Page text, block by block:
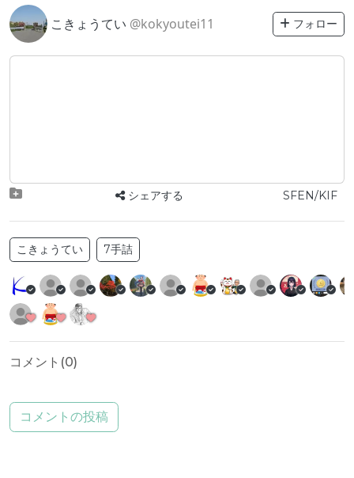
こきょうてい @kokyoutei11 フォロー
シェアする SFEN/KIF
こきょうてい 7手詰
コメント(0)
コメントの投稿